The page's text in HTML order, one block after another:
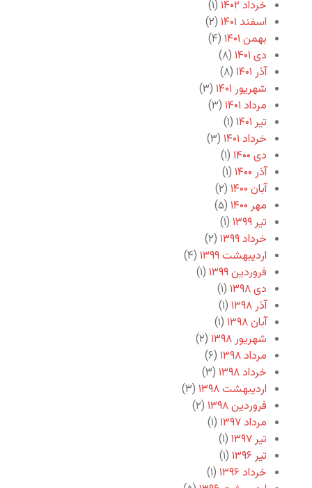
خرداد ۱۴۰۲
(۱)
اسفند ۱۴۰۱
(۲)
بهمن ۱۴۰۱
(۴)
دی ۱۴۰۱
(۸)
آذر ۱۴۰۱
(۸)
شهریور ۱۴۰۱
(۳)
مرداد ۱۴۰۱
(۳)
تیر ۱۴۰۱
(۱)
خرداد ۱۴۰۱
(۳)
دی ۱۴۰۰
(۱)
آذر ۱۴۰۰
(۱)
آبان ۱۴۰۰
(۲)
مهر ۱۴۰۰
(۵)
تیر ۱۳۹۹
(۱)
خرداد ۱۳۹۹
(۲)
اردیبهشت ۱۳۹۹
(۴)
فروردین ۱۳۹۹
(۱)
دی ۱۳۹۸
(۱)
آذر ۱۳۹۸
(۱)
آبان ۱۳۹۸
(۱)
شهریور ۱۳۹۸
(۲)
مرداد ۱۳۹۸
(۶)
خرداد ۱۳۹۸
(۳)
اردیبهشت ۱۳۹۸
(۳)
فروردین ۱۳۹۸
(۲)
مرداد ۱۳۹۷
(۱)
تیر ۱۳۹۷
(۱)
تیر ۱۳۹۶
(۱)
خرداد ۱۳۹۶
(۱)